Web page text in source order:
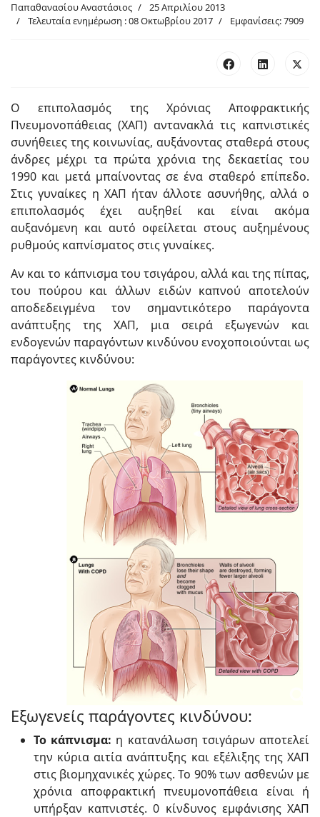
Παπαθανασίου Αναστάσιος
25 Απριλίου 2013
Τελευταία ενημέρωση : 08 Οκτωβρίου 2017
Εμφανίσεις: 7909
Ο επιπολασμός της Χρόνιας Αποφρακτικής
Πνευμονοπάθειας (ΧΑΠ) αντανακλά τις καπνιστικές
συνήθειες της κοινωνίας, αυξάνοντας σταθερά στους
άνδρες μέχρι τα πρώτα χρόνια της δεκαετίας του
1990 και μετά μπαίνοντας σε ένα σταθερό επίπεδο.
Στις γυναίκες η ΧΑΠ ήταν άλλοτε ασυνήθης, αλλά ο
επιπολασμός έχει αυξηθεί και είναι ακόμα
αυξανόμενη και αυτό οφείλεται στους αυξημένους
ρυθμούς καπνίσματος στις γυναίκες.
Αν και το κάπνισμα του τσιγάρου, αλλά και της πίπας,
του πούρου και άλλων ειδών καπνού αποτελούν
αποδεδειγμένα τον σημαντικότερο παράγοντα
ανάπτυξης της ΧΑΠ, μια σειρά εξωγενών και
ενδογενών παραγόντων κινδύνου ενοχοποιούνται ως
παράγοντες κινδύνου:
Εξωγενείς παράγοντες κινδύνου:
Το κάπνισμα: η κατανάλωση τσιγάρων αποτελεί
την κύρια αιτία ανάπτυξης και εξέλιξης της ΧΑΠ
στις βιομηχανικές χώρες. Το 90% των ασθενών με
χρόνια αποφρακτική πνευμονοπάθεια είναι ή
υπήρξαν καπνιστές. 0 κίνδυνος εμφάνισης ΧΑΠ